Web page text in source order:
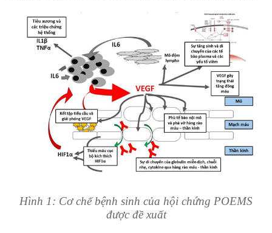
Hình 1: Cơ chế bệnh sinh của hội chứng POEMS
được đề xuất